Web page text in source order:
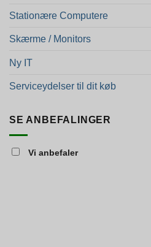
Stationære Computere
Skærme / Monitors
Ny IT
Serviceydelser til dit køb
SE ANBEFALINGER
Vi anbefaler